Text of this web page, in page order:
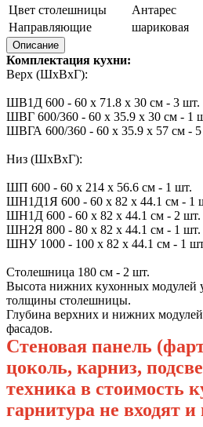
Цвет столешницы
Антарес
Направляющие
шариковая
Описание
Комплектация кухни:
Верх (ШхВхГ):
ШВ1Д 600 - 60 х 71.8 х 30 см - 3 шт.
ШВГ 600/360 - 60 х 35.9 х 30 см - 1
ШВГА 600/360 - 60 х 35.9 х 57 см -
Низ (ШхВхГ):
ШП 600 - 60 х 214 х 56.6 см - 1 шт.
ШН1Д1Я 600 - 60 х 82 х 44.1 см - 1
ШН1Д 600 - 60 х 82 х 44.1 см - 2 шт.
ШН2Я 800 - 80 х 82 х 44.1 см - 1 шт.
ШНУ 1000 - 100 х 82 х 44.1 см - 1
Столешница 180 см - 2 шт.
Высота нижних кухонных модулей
толщины столешницы.
Глубина верхних и нижних модулей
фасадов.
Стеновая панель
цоколь, карниз,
техника в стоимость
гарнитура не входят